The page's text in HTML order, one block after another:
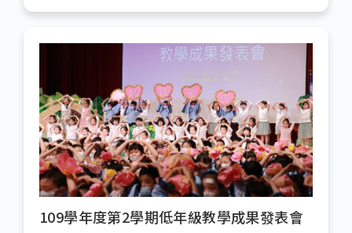
109學年度第2學期低年級教學成果發表會